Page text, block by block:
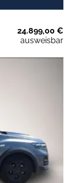
24.899,00 €
ausweisbar